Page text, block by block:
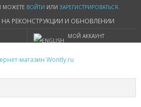
МОЖЕТЕ ВОЙТИ ИЛИ ЗАРЕГИСТРИРОВАТЬСЯ.
РЕКОНСТРУКЦИИ И ОБНОВЛЕНИИ
МОЙ АККАУНТ